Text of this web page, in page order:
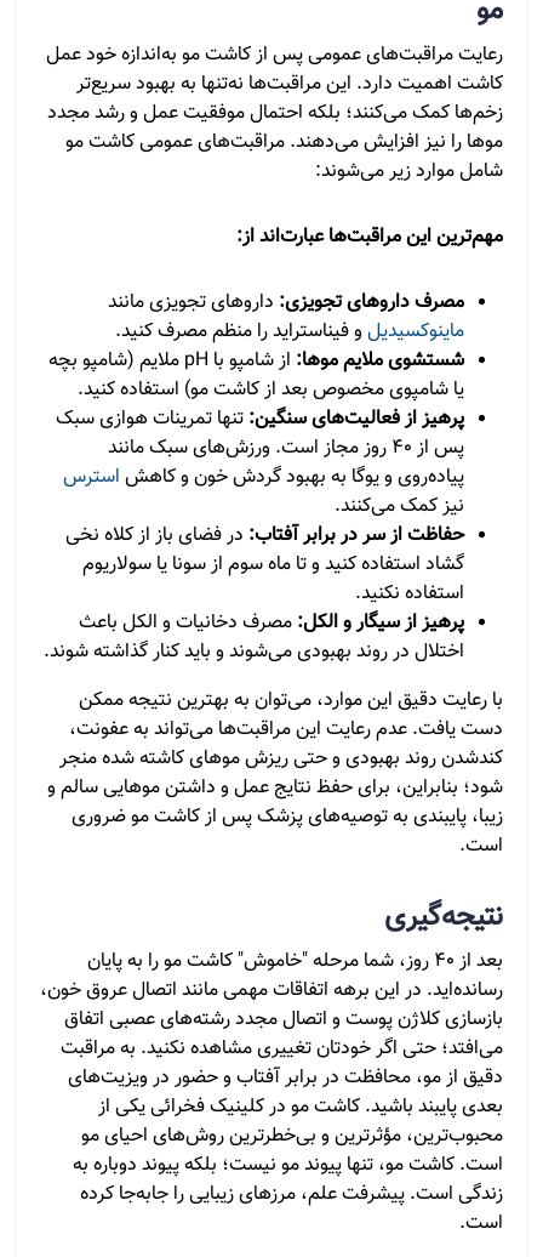
مو
رعایت مراقبت‌های عمومی پس از کاشت مو به‌اندازه خود عمل
کاشت اهمیت دارد. این مراقبت‌ها نه‌تنها به بهبود سریع‌تر
زخم‌ها کمک می‌کنند؛ بلکه احتمال موفقیت عمل و رشد مجدد
موها را نیز افزایش می‌دهند. مراقبت‌های عمومی کاشت مو
شامل موارد زیر می‌شوند:
مهم‌ترین این مراقبت‌ها عبارت‌اند از:
مصرف داروهای تجویزی: داروهای تجویزی مانند
ماینوکسیدیل و فیناستراید را منظم مصرف کنید.
شستشوی ملایم موها:
از شامپو با pH ملایم (شامپو بچه
یا شامپوی مخصوص بعد از کاشت مو) استفاده کنید.
پرهیز از فعالیت‌های سنگین: تنها تمرینات هوازی سبک
پس از ۴۰ روز مجاز است. ورزش‌های سبک مانند
پیاده‌روی و یوگا به بهبود گردش خون و کاهش استرس
نیز کمک می‌کنند.
حفاظت از سر در برابر آفتاب: در فضای باز از کلاه نخی
گشاد استفاده کنید و تا ماه سوم از سونا یا سولاریوم
استفاده نکنید.
پرهیز از سیگار و الکل: مصرف دخانیات و الکل باعث
اختلال در روند بهبودی می‌شوند و باید کنار گذاشته شوند.
با رعایت دقیق این موارد، می‌توان به بهترین نتیجه ممکن
دست یافت. عدم رعایت این مراقبت‌ها می‌تواند به عفونت،
کندشدن روند بهبودی و حتی ریزش موهای کاشته شده منجر
شود؛ بنابراین، برای حفظ نتایج عمل و داشتن موهایی سالم و
زیبا، پایبندی به توصیه‌های پزشک پس از کاشت مو ضروری
است.
نتیجه‌گیری
بعد از ۴۰ روز، شما مرحله "خاموش" کاشت مو را به پایان
رسانده‌اید. در این برهه اتفاقات مهمی مانند اتصال عروق خون،
بازسازی کلاژن پوست و اتصال مجدد رشته‌های عصبی اتفاق
می‌افتد؛ حتی اگر خودتان تغییری مشاهده نکنید. به مراقبت
دقیق از مو، محافظت در برابر آفتاب و حضور در ویزیت‌های
بعدی پایبند باشید. کاشت مو در کلینیک فخرائی یکی از
محبوب‌ترین، مؤثرترین و بی‌خطرترین روش‌های احیای مو
است. کاشت مو، تنها پیوند مو نیست؛ بلکه پیوند دوباره به
زندگی است. پیشرفت علم، مرزهای زیبایی را جابه‌جا کرده
است.